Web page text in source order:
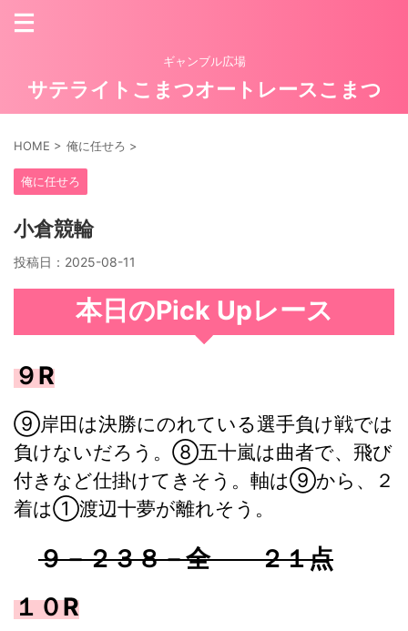
ギャンブル広場
サテライトこまつオートレースこまつ
HOME > 俺に任せろ >
俺に任せろ
小倉競輪
投稿日： 2025-08-11
本日のPick Upレース
９R
⑨岸田は決勝にのれている選手負け戦では
負けないだろう。⑧五十嵐は曲者で、飛び
付きなど仕掛けてきそう。軸は⑨から、２
着は①渡辺十夢が離れそう。
９－２３８－全 ２１点
１０R